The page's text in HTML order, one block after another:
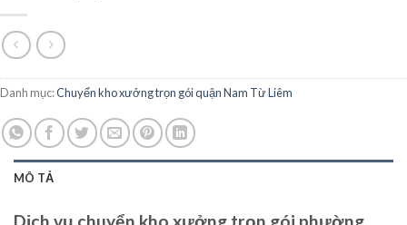
Danh mục:Chuyển kho xưởng trọn gói quận Nam Từ Liêm
MÔ TẢ